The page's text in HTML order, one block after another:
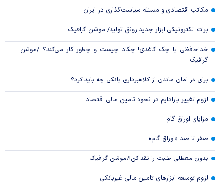
مکاتب اقتصادی و مسئله سیاست‌گذاری در ایران
برات الکترونیکی ابزار جدید رونق تولید/ موشن گرافیک
خداحافظی با چک کاغذی! چکاد چیست و چطور کار می‌کند؟ /موشن
گرافیک
برای در امان ماندن از کلاهبرداری بانکی چه باید کرد؟
لزوم تغییر پارادایم در نحوه تامین مالی اقتصاد
مزایای اوراق گام
صفر تا صد «اوراق گام»
بدون معطلی طلبت را نقد کن!/موشن گرافیک
لزوم توسعه ابزارهای تامین مالی غیربانکی